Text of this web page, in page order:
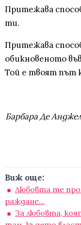
Притежава
ти.
Притежава
обикновеното
Той е твоят път
Барбара Де
Виж още:
Любовта те
раждане...
За любовта,